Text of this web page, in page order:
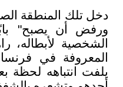
دخل تلك المنطقة
ورفض
أن يصبح"
الشخصية لأبطاله،
المعروفة في فرنسا
يلفت
انتباهه لحظة